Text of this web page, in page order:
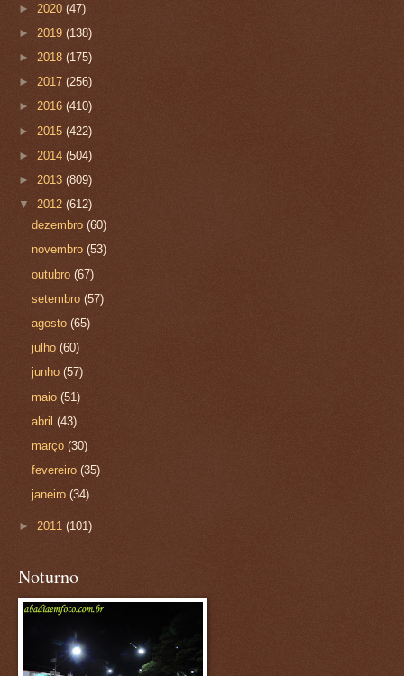
► 2020 (47)
► 2019 (138)
► 2018 (175)
► 2017 (256)
► 2016 (410)
► 2015 (422)
► 2014 (504)
► 2013 (809)
▼ 2012 (612)
dezembro(60)
novembro(53)
outubro(67)
setembro(57)
agosto(65)
julho(60)
junho(57)
maio(51)
abril(43)
março(30)
fevereiro(35)
janeiro(34)
► 2011 (101)
Noturno